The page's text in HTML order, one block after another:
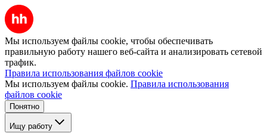
Мы используем файлы cookie, чтобы обеспечивать
правильную работу нашего веб-сайта и анализировать сетевой
трафик.
Правила использования файлов cookie
Мы используем файлы cookie. Правила использования
файлов cookie
Понятно
Ищу работу